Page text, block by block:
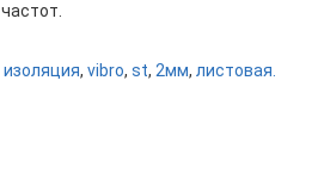
изоляция, vibro, st, 2мм, листовая.